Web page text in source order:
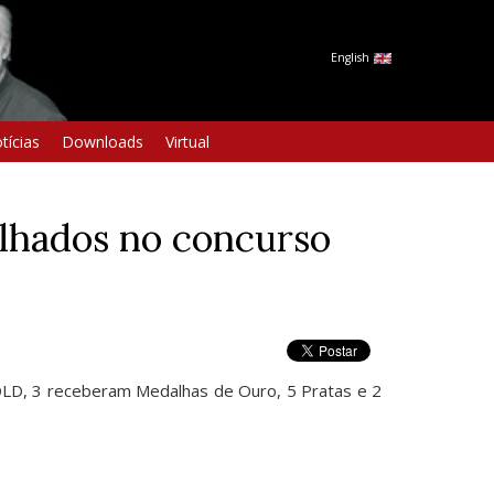
English
Downloads Virtual
no concurso
3 receberam Medalhas de Ouro, 5 Pratas e 2